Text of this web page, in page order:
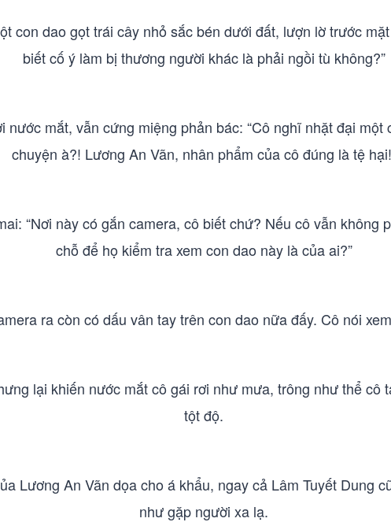
con dao gọt trái cây nhỏ sắc bén dưới đất, lượn lờ trước
biết cố ý làm bị thương người khác là phải ngồi tù không?”
nước mắt, vẫn cứng miệng phản bác: “Cô nghĩ nhặt đại
chuyện à?! Lương An Vãn, nhân phẩm của cô đúng là tệ
“Nơi này có gắn camera, cô biết chứ? Nếu cô vẫn không
chỗ để họ kiểm tra xem con dao này là của ai?”
ra còn có dấu vân tay trên con dao nữa đấy. Cô nói
lại khiến nước mắt cô gái rơi như mưa, trông như thể cô
tột độ.
Lương An Vãn dọa cho á khẩu, ngay cả Lâm Tuyết Dung
như gặp người xa lạ.